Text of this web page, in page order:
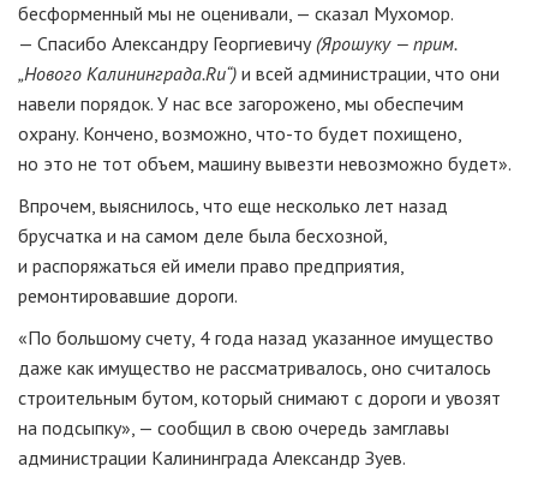
бесформенный мы не оценивали, — сказал Мухомор.
— Спасибо Александру Георгиевичу(Ярошуку — прим.
„Нового Калининграда.Ru“) и всей администрации, что они
навели порядок. У нас все загорожено, мы обеспечим
охрану. Кончено, возможно, что-то будет похищено,
но это не тот объем, машину вывезти невозможно будет».
Впрочем, выяснилось, что еще несколько лет назад
брусчатка и на самом деле была бесхозной,
и распоряжаться ей имели право предприятия,
ремонтировавшие дороги.
«По большому счету, 4 года назад указанное имущество
даже как имущество не рассматривалось, оно считалось
строительным бутом, который снимают с дороги и увозят
на подсыпку», — сообщил в свою очередь замглавы
администрации Калининграда Александр Зуев.